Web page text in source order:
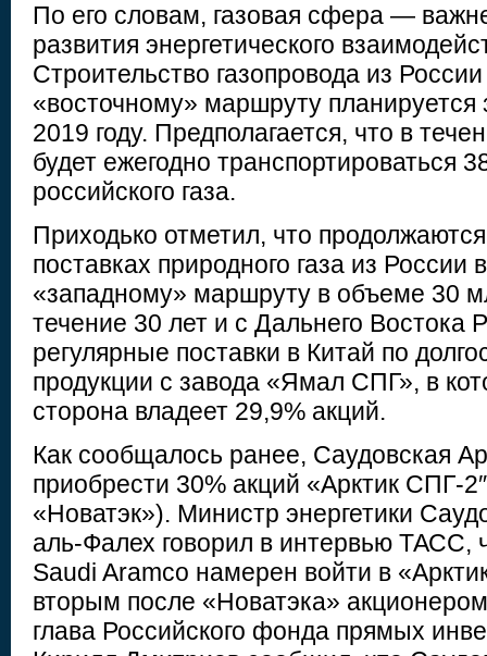
По его словам, газовая сфера —
развития энергетического
Строительство газопровода из
«восточному» маршруту планируется
2019 году. Предполагается, что в
будет ежегодно транспортироваться
российского газа.
Приходько отметил, что
поставках природного газа из России
«западному» маршруту в объеме 30
течение 30 лет и с Дальнего Востока
регулярные поставки в Китай по
продукции с завода «Ямал СПГ», в
сторона владеет 29,9% акций.
Как сообщалось ранее, Саудовская
приобрести 30% акций «Арктик СПГ-
«Новатэк»). Министр энергетики
аль-Фалех говорил в интервью ТАСС,
Saudi Aramco намерен войти в
вторым после «Новатэка»
глава Российского фонда прямых